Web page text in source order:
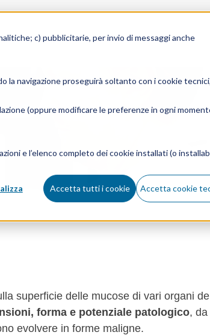
c) pubblicitarie, per invio di messaggi anche
la navigazione proseguirà soltanto con i cookie
(oppure modificare le preferenze in ogni
e l’elenco completo dei cookie installati (o
Accetta tutti i cookie Accetta cookie
superficie delle mucose di vari organi
forma e potenziale patologico, da
evolvere in forme maligne.